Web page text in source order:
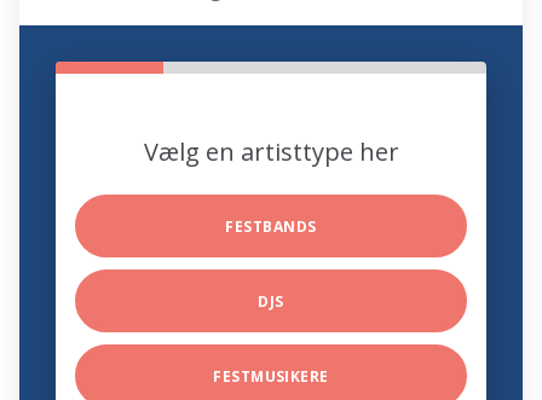
Vælg en artisttype her
FESTBANDS
DJS
FESTMUSIKERE